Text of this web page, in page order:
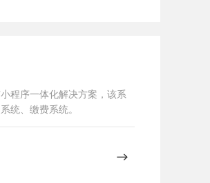
程序一体化解决方案，该系
统、缴费系统。